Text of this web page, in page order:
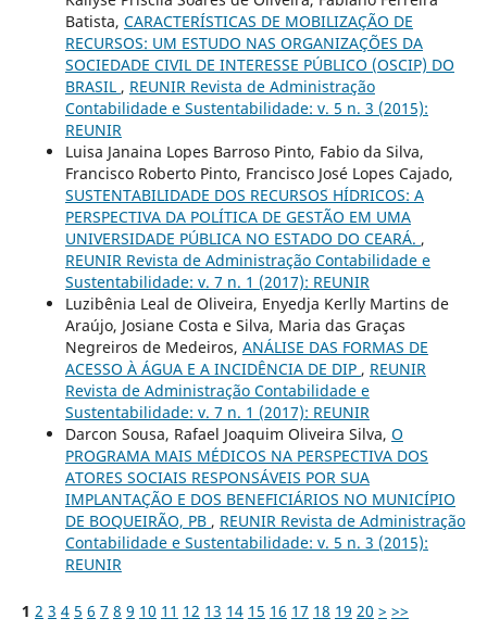
Batista, CARACTERÍSTICAS DE MOBILIZAÇÃO DE
RECURSOS: UM ESTUDO NAS ORGANIZAÇÕES DA
SOCIEDADE CIVIL DE INTERESSE PÚBLICO (OSCIP) DO
BRASIL , REUNIR Revista de Administração
Contabilidade e Sustentabilidade: v. 5 n. 3 (2015):
REUNIR
Luisa Janaina Lopes Barroso Pinto, Fabio da Silva,
Francisco Roberto Pinto, Francisco José Lopes Cajado,
SUSTENTABILIDADE DOS RECURSOS HÍDRICOS: A
PERSPECTIVA DA POLÍTICA DE GESTÃO EM UMA
UNIVERSIDADE PÚBLICA NO ESTADO DO CEARÁ. ,
REUNIR Revista de Administração Contabilidade e
Sustentabilidade: v. 7 n. 1 (2017): REUNIR
Luzibênia Leal de Oliveira, Enyedja Kerlly Martins de
Araújo, Josiane Costa e Silva, Maria das Graças
Negreiros de Medeiros, ANÁLISE DAS FORMAS DE
ACESSO À ÁGUA E A INCIDÊNCIA DE DIP , REUNIR
Revista de Administração Contabilidade e
Sustentabilidade: v. 7 n. 1 (2017): REUNIR
Darcon Sousa, Rafael Joaquim Oliveira Silva, O
PROGRAMA MAIS MÉDICOS NA PERSPECTIVA DOS
ATORES SOCIAIS RESPONSÁVEIS POR SUA
IMPLANTAÇÃO E DOS BENEFICIÁRIOS NO MUNICÍPIO
DE BOQUEIRÃO, PB , REUNIR Revista de Administração
Contabilidade e Sustentabilidade: v. 5 n. 3 (2015):
REUNIR
1 2 3 4 5 6 7 8 9 10 11 12 13 14 15 16 17 18 19 20 > >>